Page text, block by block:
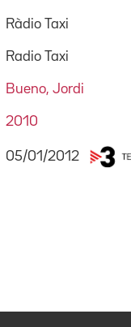
Ràdio Taxi
Radio Taxi
Bueno, Jordi
2010
05/01/2012